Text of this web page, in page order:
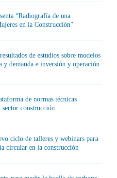
“Radiografía de una
en la Construcción”
de estudios sobre modelos
y demanda e inversión y operación
de normas técnicas
construcción
ciclo de talleres y webinars para
circular en la construcción